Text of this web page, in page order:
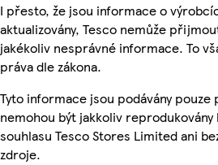
I přesto, že jsou informace o
aktualizovány, Tesco nemůže
jakékoliv nesprávné informace. To
práva dle zákona.
Tyto informace jsou podávány
nemohou být jakkoliv
souhlasu Tesco Stores Limited ani
zdroje.